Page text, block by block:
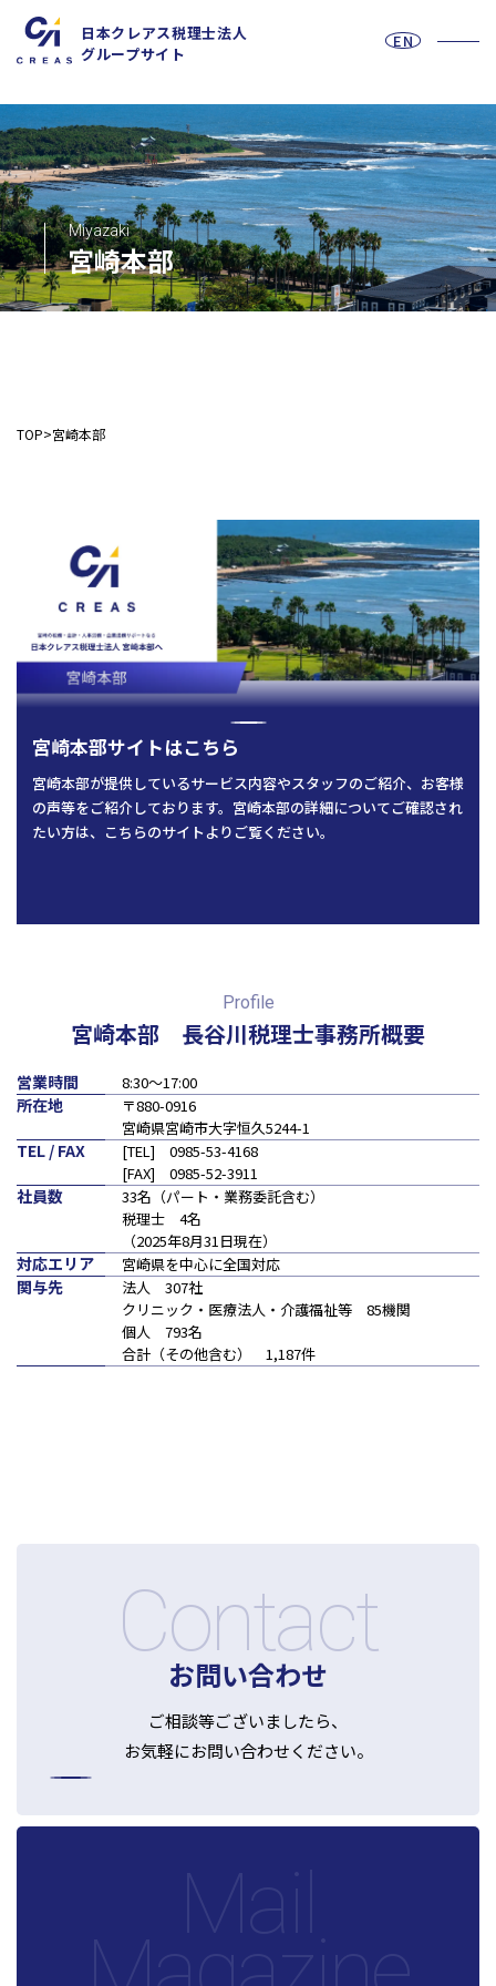
日本クレアス税理士法人
グループサイト
EN
お問い合わせフォーム
採用情報
税務調査対応（会計・税務）
税務セカンドオピニオン
組織再編税制・国際税務
四半期決算サポート
BPO・会計アウトソーシング
会社設立（スタートアップサポート）・クラウド会計導入
決算開示書類（有報・短信等）作成・IFRS対応サポート
人事労務アウトソーシング（給与計算・社会保険手続）
労使トラブル対応
労務デューデリジェンス・労務コンプライアンス調査
企業法務
企業法務・法務顧問・事業再生・債権回収
コンサルティングサービス
FAS（財務デューデリジェンス・株価算定・PPA）
J-SOX（内部統制）対応・内部監査アウトソーシング
IPOコンサルティング
企業再編コンサルティング
補助金・助成金申請・建設許認可等
公益法人会計サービス
M＆A
M&A仲介／M&Aアドバイザリー
個人の皆様へ
税務・財務サービス
相続税申告・贈与税申告
生命保険・損害保険の最適化
資産管理会社設立
相続計画
遺言書作成・家族信託・後見人
相続事前対策
法律相談
医療・介護・福祉の皆様へ
会計・税務（公益法人）
クリニック承継サポート
企業理念
グループの強み
グループ企業一覧
拠点一覧
東京中野本部
埼玉川口本部
セミナー情報
Webマガジン
メディア掲載
Miyazaki
宮崎本部
TOP 宮崎本部
宮崎本部サイトはこちら
宮崎本部が提供しているサービス内容やスタッフのご紹介、お客様
の声等をご紹介しております。宮崎本部の詳細についてご確認され
たい方は、こちらのサイトよりご覧ください。
Profile
宮崎本部 長谷川税理士事務所概要
営業時間 8:30～17:00
所在地
〒880-0916
宮崎県宮崎市大字恒久5244-1
TEL / FAX
[TEL] 0985-53-4168
[FAX] 0985-52-3911
社員数
33名（パート・業務委託含む）
税理士 4名
（2025年8月31日現在）
対応エリア 宮崎県を中心に全国対応
関与先
法人 307社
クリニック・医療法人・介護福祉等 85機関
個人 793名
合計（その他含む） 1,187件
Contact
お問い合わせ
ご相談等ございましたら、
お気軽にお問い合わせください。